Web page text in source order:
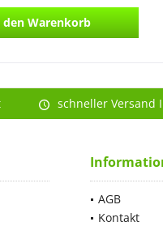
den Warenkorb
schneller Versand
AGB
Kontakt